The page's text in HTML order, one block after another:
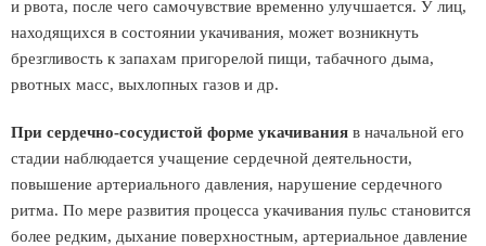
и рвота, после чего самочувствие временно улучшается. У лиц,
находящихся в состоянии укачивания, может возникнуть
брезгливость к запахам пригорелой пищи, табачного дыма,
рвотных масс, выхлопных газов и др.
При сердечно-сосудистой форме укачивания в начальной его
стадии наблюдается учащение сердечной деятельности,
повышение артериального давления, нарушение сердечного
ритма. По мере развития процесса укачивания пульс становится
более редким, дыхание поверхностным, артериальное давление